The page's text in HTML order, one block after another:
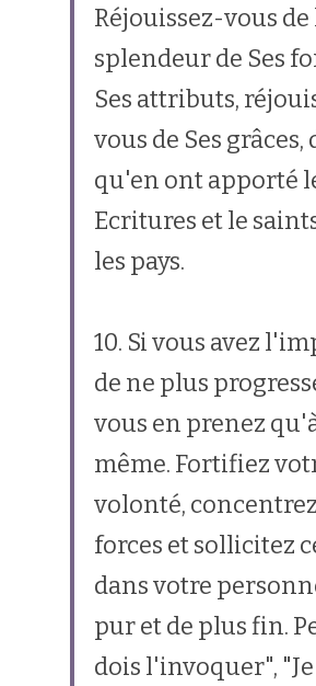
Réjouissez-vous de
splendeur de Ses
Ses attributs,
vous de Ses grâces,
qu'en ont apporté
Ecritures et le
les pays.
10. Si vous avez
de ne plus
vous en prenez
même. Fortifiez
volonté,
forces et sollicitez
dans votre
pur et de plus fin.
dois l'invoquer",